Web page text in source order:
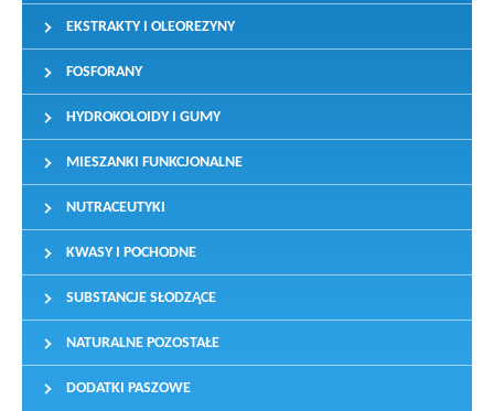
EKSTRAKTY I OLEOREZYNY
FOSFORANY
HYDROKOLOIDY I GUMY
MIESZANKI FUNKCJONALNE
NUTRACEUTYKI
KWASY I POCHODNE
SUBSTANCJE SŁODZĄCE
NATURALNE POZOSTAŁE
DODATKI PASZOWE